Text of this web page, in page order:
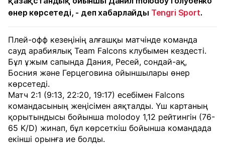
өнер көрсетеді, - деп хабарлайды Tengri Sport.
Плей-офф кезеңінің алғашқы матчінде команда
сауд арабиялық Team Falcons клубымен кездесті.
Бұл ұжым сапында Дания, Ресей, сондай-ақ,
Босния және Герцеговина ойыншылары өнер
көрсетеді.
Матч 2:1 (9:13, 22:20, 19:17) есебімен Falcons
командасының жеңісімен аяқталды. Үш картаның
қорытындысы бойынша molodoy 1,12 рейтингін (76-
65 K/D) жинап, бұл көрсеткіш бойынша командада
екінші орынға ие болды.